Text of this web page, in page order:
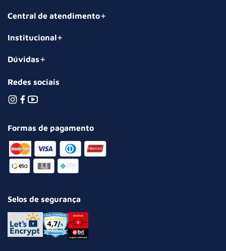
Central de atendimento
Institucional
Dúvidas
Redes sociais
Formas de pagamento
Selos de segurança